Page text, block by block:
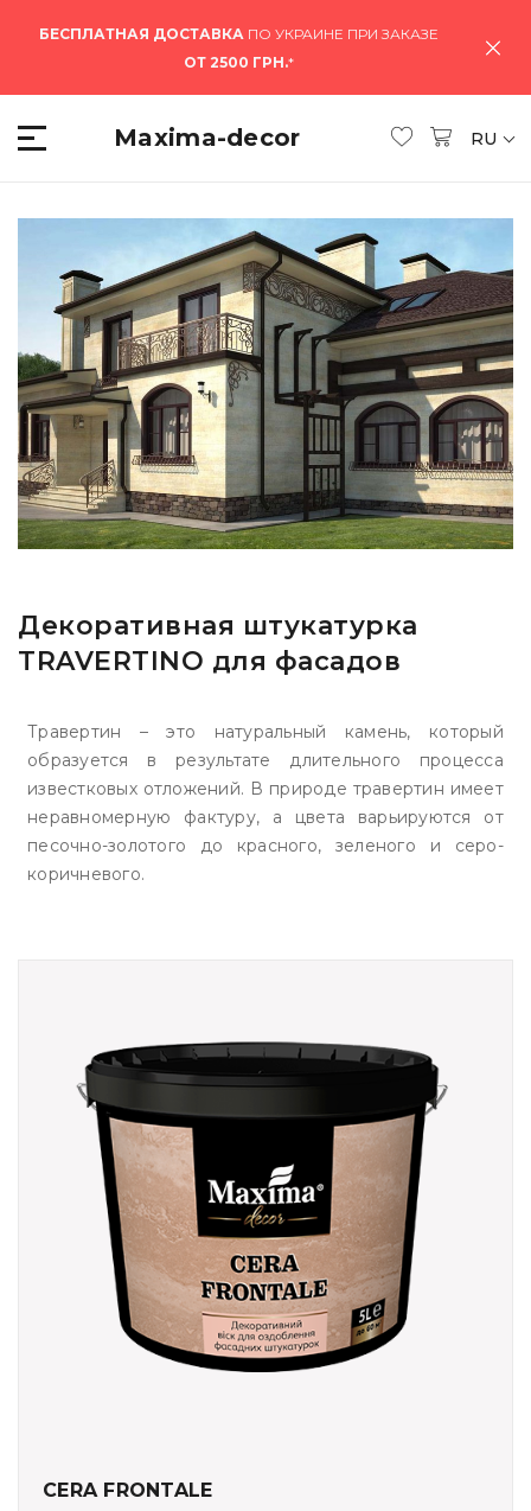
БЕСПЛАТНАЯ ДОСТАВКАПО УКРАИНЕ ПРИ ЗАКАЗЕ
ОТ 2500 ГРН.*
Maxima-decor RU
Декоративная штукатурка
TRAVERTINO для фасадов
Травертин – это натуральный камень, который
образуется в результате длительного процесса
известковых отложений. В природе травертин имеет
неравномерную фактуру, а цвета варьируются от
песочно-золотого до красного, зеленого и серо-
коричневого.
CERA FRONTALE